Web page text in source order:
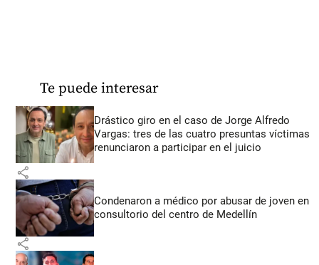
Te puede interesar
Drástico giro en el caso de Jorge Alfredo
Vargas: tres de las cuatro presuntas víctimas
renunciaron a participar en el juicio
share
Condenaron a médico por abusar de joven en
consultorio del centro de Medellín
share